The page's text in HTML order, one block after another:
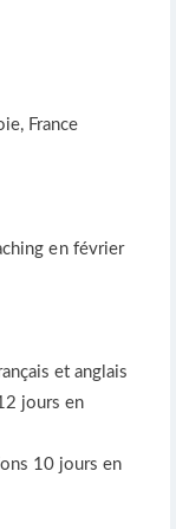
France
en février
et anglais
jours en
10 jours en